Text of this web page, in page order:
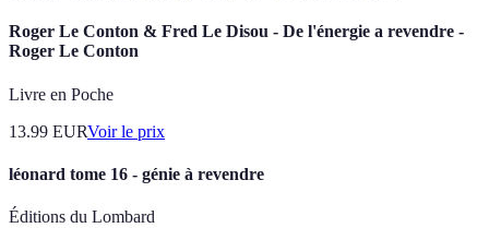
Roger Le Conton & Fred Le Disou - De l'énergie a revendre -
Roger Le Conton
Livre en Poche
13.99 EURVoir le prix
léonard tome 16 - génie à revendre
Éditions du Lombard